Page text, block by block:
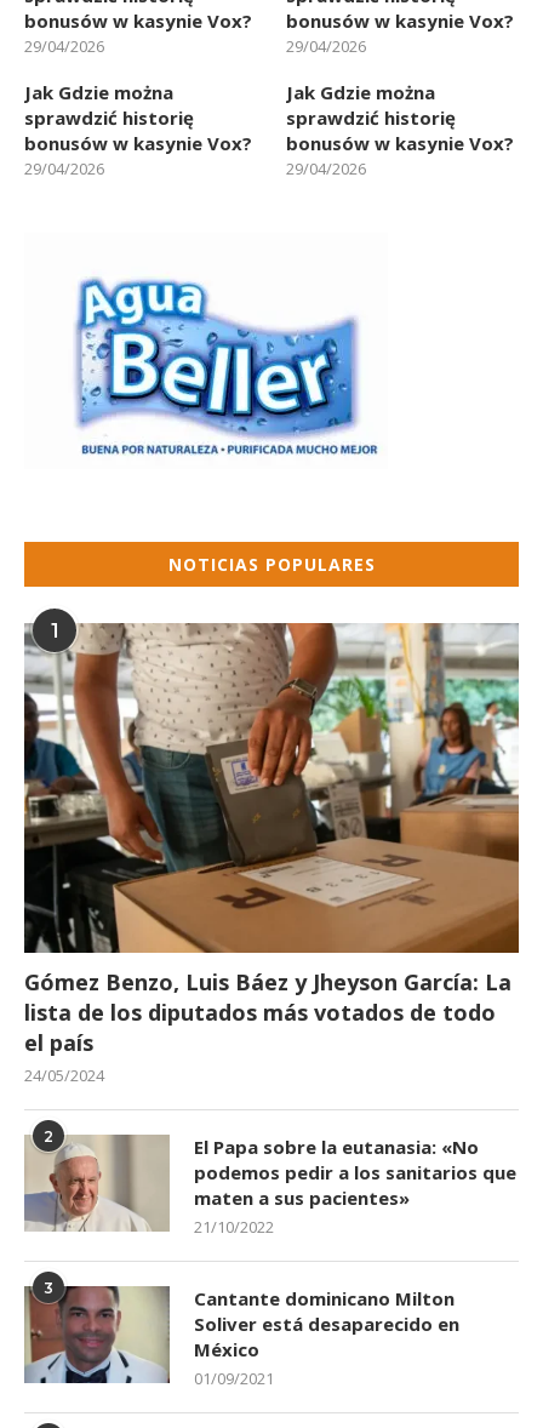
bonusów w kasynie Vox?
29/04/2026
bonusów w kasynie Vox?
29/04/2026
Jak Gdzie można
sprawdzić historię
bonusów w kasynie Vox?
29/04/2026
Jak Gdzie można
sprawdzić historię
bonusów w kasynie Vox?
29/04/2026
NOTICIAS POPULARES
1
Gómez Benzo, Luis Báez y Jheyson García: La
lista de los diputados más votados de todo
el país
24/05/2024
2
El Papa sobre la eutanasia: «No
podemos pedir a los sanitarios que
maten a sus pacientes»
21/10/2022
3
Cantante dominicano Milton
Soliver está desaparecido en
México
01/09/2021